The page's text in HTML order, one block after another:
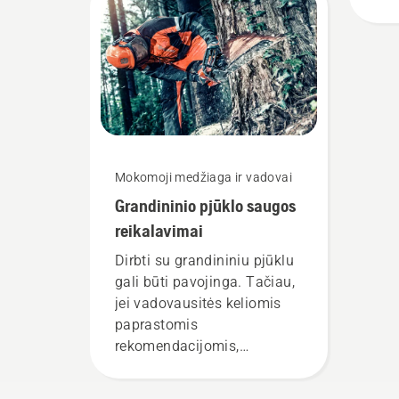
Mokomoji medžiaga ir vadovai
Grandininio pjūklo saugos
reikalavimai
Dirbti su grandininiu pjūklu
gali būti pavojinga. Tačiau,
jei vadovausitės keliomis
paprastomis
rekomendacijomis,